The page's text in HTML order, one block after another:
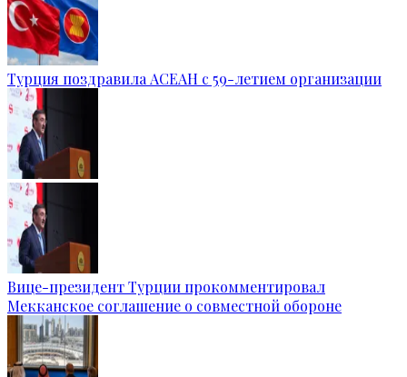
Турция поздравила АСЕАН с 59-летием организации
Вице-президент Турции прокомментировал
Мекканское соглашение о совместной обороне